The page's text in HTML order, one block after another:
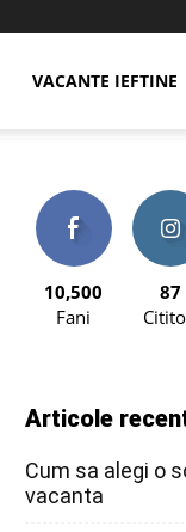
VACANTE IEFTINE
10,500
Fani
87
Articole
Cum sa alegi o
vacanta